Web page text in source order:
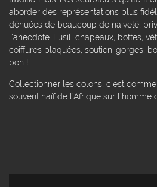
aborder des représentations plus
dénuées de beaucoup de naiveté,
l'anecdote. Fusil, chapeaux, bottes,
coiffures plaquées, soutien-gorges,
bon !
Collectionner les colons, c'est
souvent naïf de l’Afrique sur l’homme